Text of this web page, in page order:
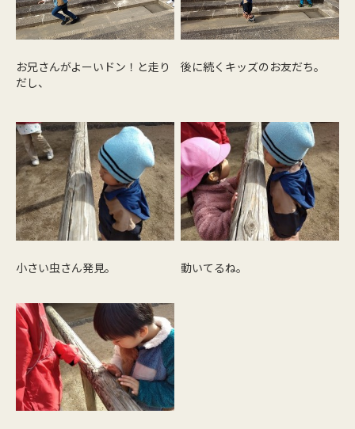
お兄さんがよーいドン！と走り
だし、
後に続くキッズのお友だち。
小さい虫さん発見。 動いてるね。